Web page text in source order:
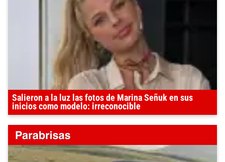
Salieron a la luz las fotos de Marina Señuk en sus
inicios como modelo: irreconocible